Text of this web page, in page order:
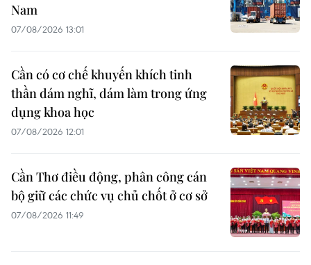
Nam
07/08/2026 13:01
Cần có cơ chế khuyến khích tinh
thần dám nghĩ, dám làm trong ứng
dụng khoa học
07/08/2026 12:01
Cần Thơ điều động, phân công cán
bộ giữ các chức vụ chủ chốt ở cơ sở
07/08/2026 11:49